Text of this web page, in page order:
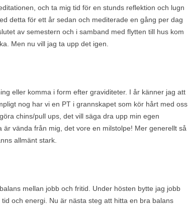
och ta mig tid för en stunds reflektion och lugn
detta för ett år sedan och mediterade en gång per dag
av semestern och i samband med flytten till hus kom
Men nu vill jag ta upp det igen.
eller komma i form efter graviditeter. I år känner jag att
nog har vi en PT i grannskapet som kör hårt med oss
chins/pull ups, det vill säga dra upp min egen
vända från mig, det vore en milstolpe! Mer generellt så
allmänt stark.
mellan jobb och fritid. Under hösten bytte jag jobb
och energi. Nu är nästa steg att hitta en bra balans